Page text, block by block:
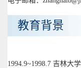
教育背景
1994.9~1998.7 吉林大